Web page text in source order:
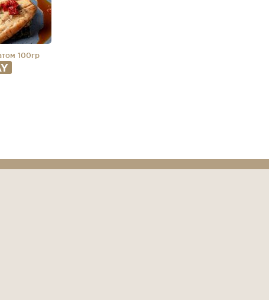
100гр